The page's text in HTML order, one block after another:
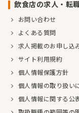
飲食店の求人・転
お問い合わせ
よくある質問
求人掲載のお申し込
サイト利用規約
個人情報保護方針
個人情報の取り扱い
個人情報に関する公